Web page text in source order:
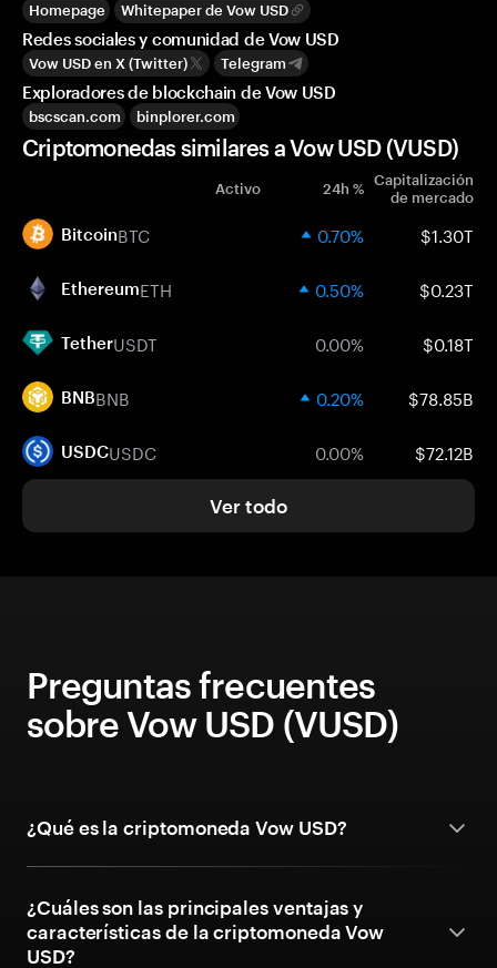
Homepage Whitepaper de Vow USD
Redes sociales y comunidad de Vow USD
Vow USD en X (Twitter) Telegram
Exploradores de blockchain de Vow USD
bscscan.com binplorer.com
Criptomonedas similares a Vow USD (VUSD)
Activo 24h % Capitalización
de mercado
BitcoinBTC 0.70% $1.30T
EthereumETH 0.50% $0.23T
TetherUSDT 0.00% $0.18T
BNBBNB 0.20% $78.85B
USDCUSDC 0.00% $72.12B
Ver todo
Preguntas frecuentes
sobre Vow USD (VUSD)
¿Qué es la criptomoneda Vow USD?
¿Cuáles son las principales ventajas y
características de la criptomoneda Vow
USD?